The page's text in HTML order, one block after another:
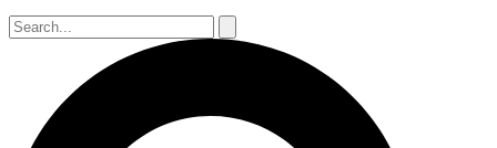
Buscar
por: